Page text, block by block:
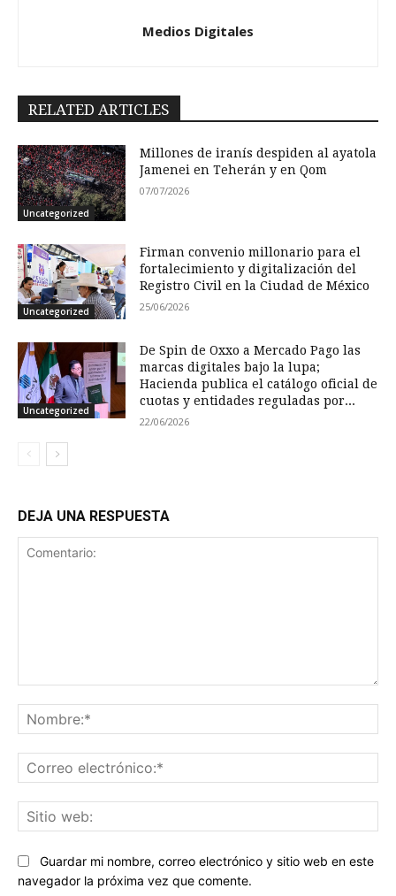
Medios Digitales
RELATED ARTICLES
Uncategorized
Millones de iranís despiden al ayatola
Jamenei en Teherán y en Qom
07/07/2026
Uncategorized
Firman convenio millonario para el
fortalecimiento y digitalización del
Registro Civil en la Ciudad de México
25/06/2026
Uncategorized
De Spin de Oxxo a Mercado Pago las
marcas digitales bajo la lupa;
Hacienda publica el catálogo oficial de
cuotas y entidades reguladas por...
22/06/2026
DEJA UNA RESPUESTA
Guardar mi nombre, correo electrónico y sitio web en este
navegador la próxima vez que comente.